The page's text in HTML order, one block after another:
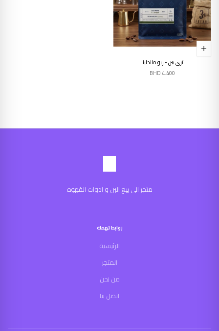
ثري بين - ريو ماندلينا
BHD4.400
متجر الى بيع البن و ادوات القهوه
روابط تهمك
الرئيسية
المتجر
من نحن
اتصل بنا